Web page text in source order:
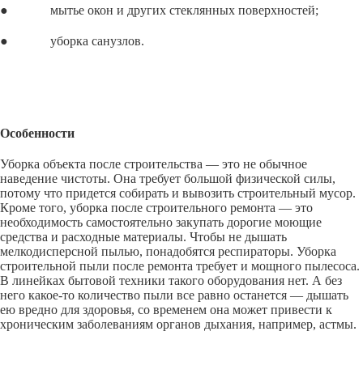
● мытье окон и других стеклянных поверхностей;
● уборка санузлов.
Особенности
Уборка объекта после строительства — это не обычное
наведение чистоты. Она требует большой физической силы,
потому что придется собирать и вывозить строительный мусор.
Кроме того, уборка после строительного ремонта — это
необходимость самостоятельно закупать дорогие моющие
средства и расходные материалы. Чтобы не дышать
мелкодисперсной пылью, понадобятся респираторы. Уборка
строительной пыли после ремонта требует и мощного пылесоса.
В линейках бытовой техники такого оборудования нет. А без
него какое-то количество пыли все равно останется — дышать
ею вредно для здоровья, со временем она может привести к
хроническим заболеваниям органов дыхания, например, астмы.